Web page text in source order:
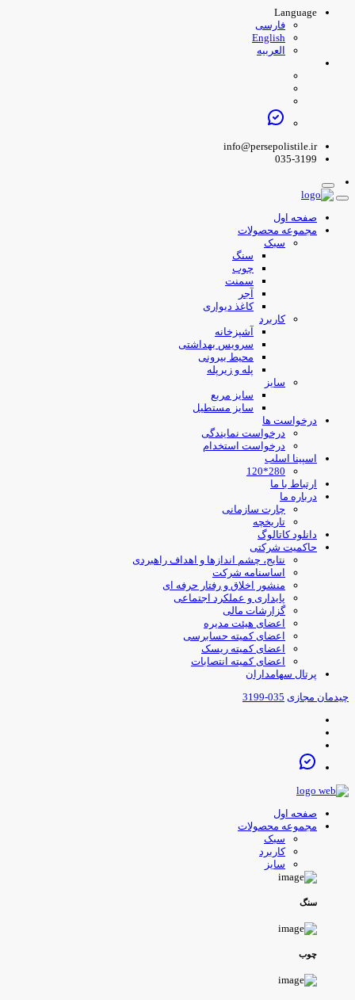
Language
فارسی
English
العربیه
info@persepolistile.ir
035-3199
صفحه اول
مجموعه محصولات
سبک
سنگ
چوب
سمنت
آجر
کاغذ دیواری
کاربرد
آشپزخانه
سرویس بهداشتی
محیط بیرونی
پله و زیرپله
سایز
سایز مربع
سایز مستطیل
درخواست ها
درخواست نمایندگی
درخواست استخدام
اسپینا اسلب
280*120
ارتباط با ما
درباره ما
چارت سازمانی
تاریخچه
دانلود کاتالوگ
حاکمیت شرکتی
نتایج، چشم اندازها و اهداف راهبردی
اساسنامه شرکت
منشور اخلاق و رفتار حرفه ای
پایداری و عملکرد اجتماعی
گزارشات مالی
اعضای هیئت مدیره
اعضای کمیته حسابرسی
اعضای کمیته ریسک
اعضای کمیته انتصابات
پرتال سهامداران
مجازی 035-3199
صفحه اول
مجموعه محصولات
سبک
کاربرد
سایز
سنگ
چوب